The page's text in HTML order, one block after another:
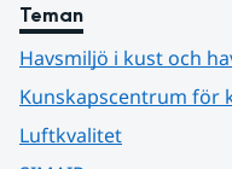
Teman
Havsmiljö i kust och
Kunskapscentrum för
Luftkvalitet